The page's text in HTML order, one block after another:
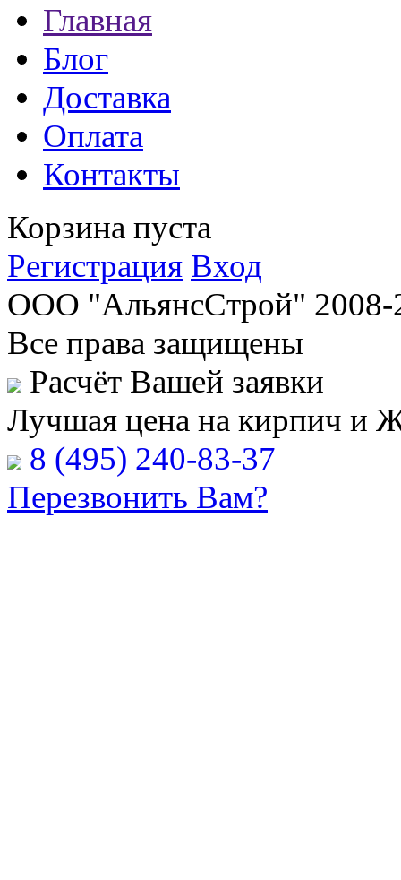
Главная
Блог
Доставка
Оплата
Контакты
Корзина пуста
Регистрация Вход
ООО "АльянсСтрой" 2008-
Все права защищены
Расчёт Вашей заявки
Лучшая цена на кирпич и
8 (495) 240-83-37
Перезвонить Вам?